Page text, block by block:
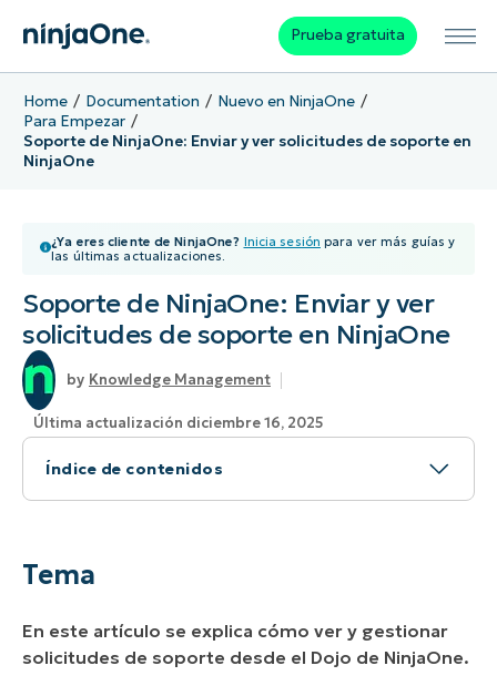
Prueba gratuita
Home Documentation
Nuevo en NinjaOne
Para Empezar
Soporte de NinjaOne: Enviar y ver solicitudes de soporte en
NinjaOne
¿Ya eres cliente de NinjaOne? Inicia sesión para ver más guías y
las últimas actualizaciones.
Soporte de NinjaOne: Enviar y ver
solicitudes de soporte en NinjaOne
Knowledge Management
Última actualización diciembre 16, 2025
Índice de contenidos
Tema
Ver tus solicitudes
Tema
En este artículo se explica cómo ver y gestionar
solicitudes de soporte desde el Dojo de NinjaOne.